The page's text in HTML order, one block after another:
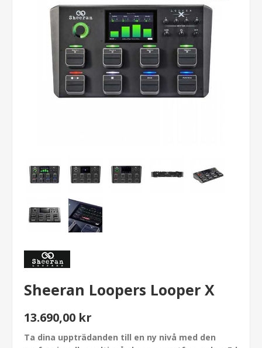
Sheeran Loopers Looper X
13.690,00 kr
Ta dina uppträdanden till en ny nivå med den